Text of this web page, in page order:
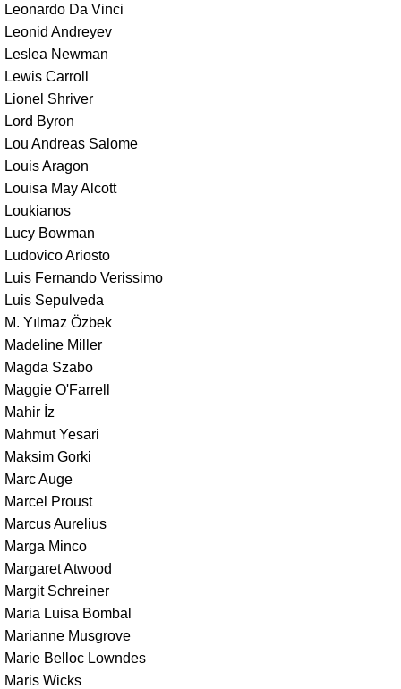
Leonardo Da Vinci
Leonid Andreyev
Leslea Newman
Lewis Carroll
Lionel Shriver
Lord Byron
Lou Andreas Salome
Louis Aragon
Louisa May Alcott
Loukianos
Lucy Bowman
Ludovico Ariosto
Luis Fernando Verissimo
Luis Sepulveda
M. Yılmaz Özbek
Madeline Miller
Magda Szabo
Maggie O'Farrell
Mahir İz
Mahmut Yesari
Maksim Gorki
Marc Auge
Marcel Proust
Marcus Aurelius
Marga Minco
Margaret Atwood
Margit Schreiner
Maria Luisa Bombal
Marianne Musgrove
Marie Belloc Lowndes
Maris Wicks